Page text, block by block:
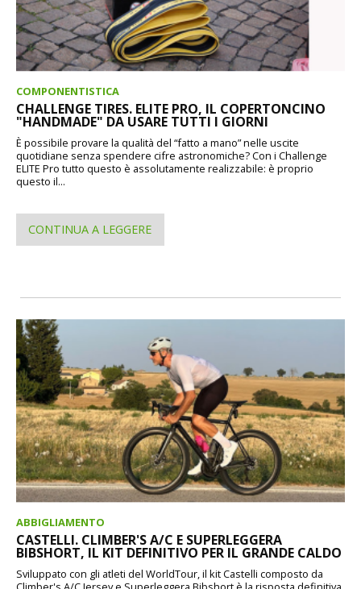
COMPONENTISTICA
CHALLENGE TIRES. ELITE PRO, IL COPERTONCINO
"HANDMADE" DA USARE TUTTI I GIORNI
È possibile provare la qualità del “fatto a mano” nelle uscite
quotidiane senza spendere cifre astronomiche? Con i Challenge
ELITE Pro tutto questo è assolutamente realizzabile: è proprio
questo il...
CONTINUA A LEGGERE
ABBIGLIAMENTO
CASTELLI. CLIMBER'S A/C E SUPERLEGGERA
BIBSHORT, IL KIT DEFINITIVO PER IL GRANDE CALDO
Sviluppato con gli atleti del WorldTour, il kit Castelli composto da